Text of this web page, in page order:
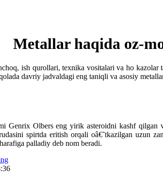
Metallar haqida oz-
ish qurollari, texnika vositalari va ho
davriy jadvaldagi eng taniqli va asosiy
Genrix Olbers eng yirik asteroidni kashf
spirtda eritish orqali oâ€˜tkazilgan uzun
palladiy deb nom beradi.